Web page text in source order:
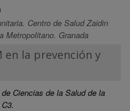
Centro de Salud Zaidin
Metropolitano. Granada
en la prevención y
Ciencias de la Salud de la